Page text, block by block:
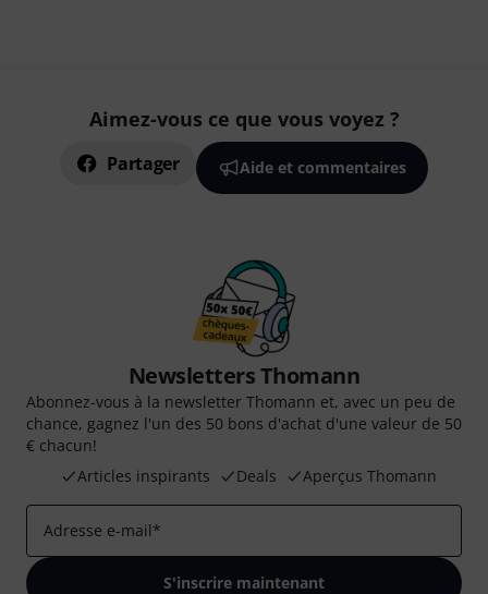
Aimez-vous ce que vous voyez ?
Partager Aide et commentaires
Newsletters Thomann
Abonnez-vous à la newsletter Thomann et, avec un peu de
chance, gagnez l'un des 50 bons d'achat d'une valeur de 50
€ chacun!
Articles inspirants
Deals Aperçus Thomann
Adresse e-mail*
S'inscrire maintenant